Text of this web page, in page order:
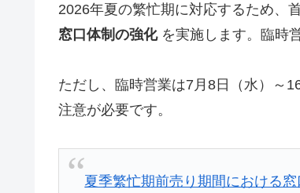
2026年夏の繁忙期に対応するため、
窓口体制の強化を実施します。臨時
ただし、臨時営業は7月8日（水）～
注意が必要です。
夏季繁忙期前売り期間における